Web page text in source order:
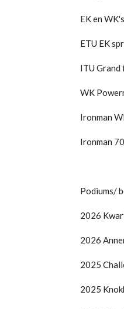
EK en
ETU EK
ITU
WK
Ironman
Ironman
Podiums/
2026
2026
2025
2025